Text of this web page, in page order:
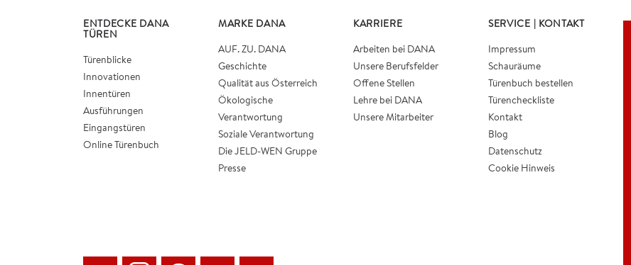
ENTDECKE DANA
TÜREN
Türenblicke
Innovationen
Innentüren
Ausführungen
Eingangstüren
Online Türenbuch
MARKE DANA
AUF. ZU. DANA
Geschichte
Qualität aus Österreich
Ökologische
Verantwortung
Soziale Verantwortung
Die JELD-WEN Gruppe
Presse
KARRIERE
Arbeiten bei DANA
Unsere Berufsfelder
Offene Stellen
Lehre bei DANA
Unsere Mitarbeiter
SERVICE | KONTAKT
Impressum
Schauräume
Türenbuch bestellen
Türencheckliste
Kontakt
Blog
Datenschutz
Cookie Hinweis